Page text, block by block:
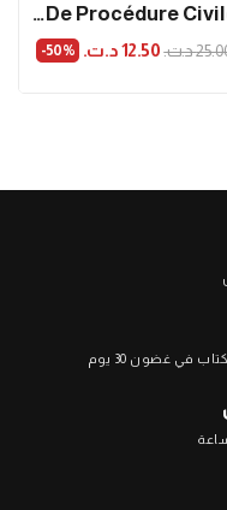
Traité De Procédure Civile
د.ت.‏ 12.50 د.ت.‏ ‎-50%
في غضون 30 يوم